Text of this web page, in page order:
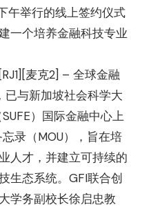
午举行的线上签约仪式
一个培养金融科技专业
[RJ1] [麦克2] – 全球金融
已与新加坡社会科学大
）国际金融中心上
录（MOU），旨在培
人才，并建立可持续的
生态系统。GFI联合创
学务副校长徐启忠教